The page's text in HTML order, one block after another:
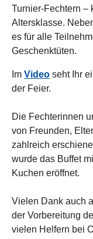
Turnier-Fechtern –
Altersklasse.
es für alle
Geschenktüten.
Im Video seht Ihr
der Feier.
Die Fechterinnen
von Freunden,
zahlreich
wurde das Buffet
Kuchen eröffnet.
Vielen Dank auch
der Vorbereitung
vielen Helfern bei